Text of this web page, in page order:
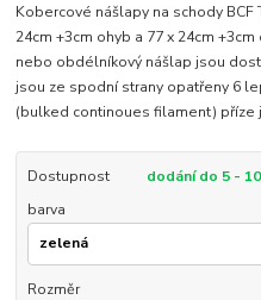
Kobercové nášlapy na schody BCF
24cm +3cm ohyb a 77 x 24cm
nebo obdélníkový nášlap jsou
jsou ze spodní strany opatřeny 6
(bulked continoues filament) příze
Dostupnost
dodání do 5 -
barva
Rozměr